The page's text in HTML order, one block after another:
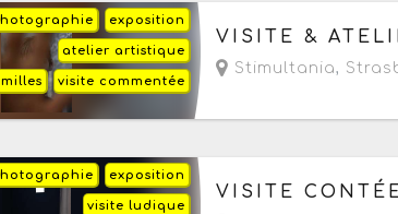
exposition
atelier artistique
visite commentée
Du mercredi 22
VISITE &
Stimultania,
exposition
visite ludique
Du mercredi 22
VISITE